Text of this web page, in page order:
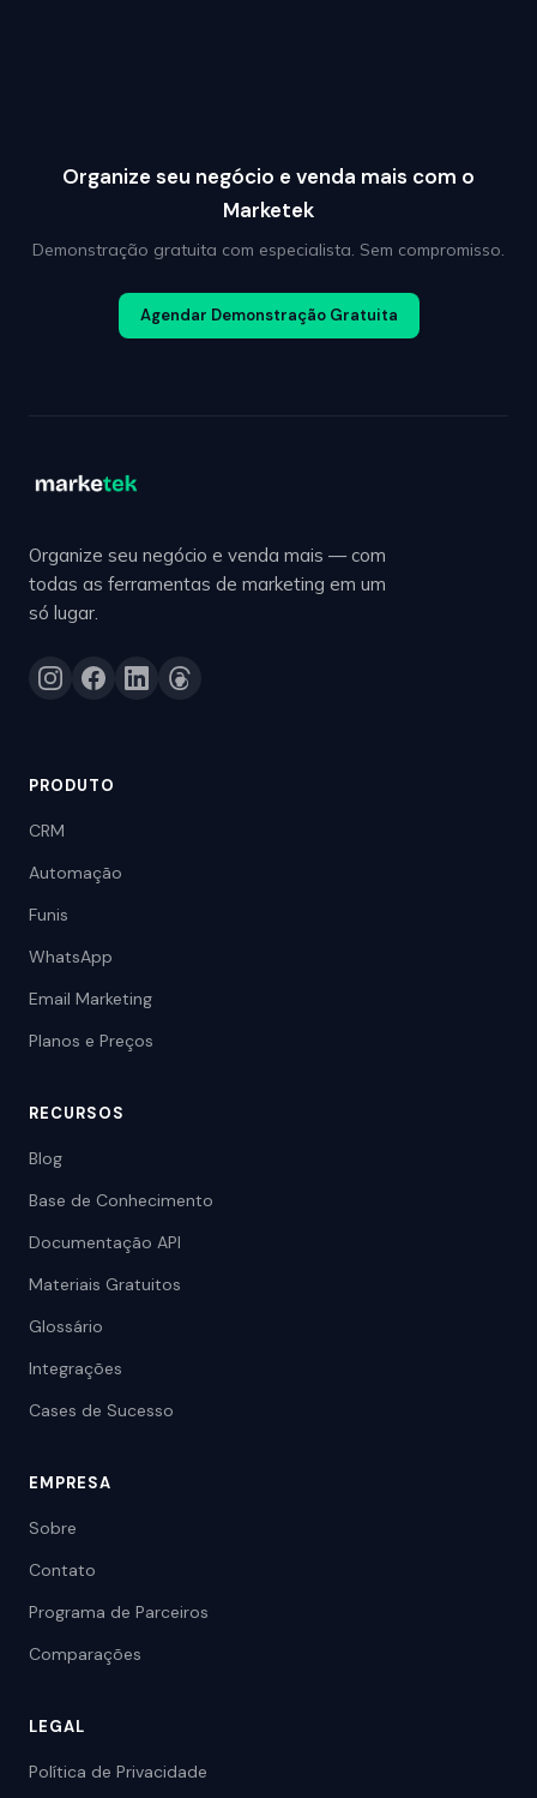
Organize seu negócio e venda mais com o
Marketek
Demonstração gratuita com especialista. Sem compromisso.
Agendar Demonstração Gratuita
Organize seu negócio e venda mais — com
todas as ferramentas de marketing em um
só lugar.
PRODUTO
CRM
Automação
Funis
WhatsApp
Email Marketing
Planos e Preços
RECURSOS
Blog
Base de Conhecimento
Documentação API
Materiais Gratuitos
Glossário
Integrações
Cases de Sucesso
EMPRESA
Sobre
Contato
Programa de Parceiros
Comparações
LEGAL
Política de Privacidade